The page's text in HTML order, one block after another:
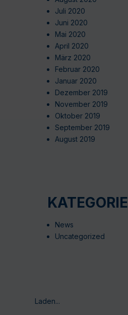
Juli 2020
Juni 2020
Mai 2020
April 2020
März 2020
Februar 2020
Januar 2020
Dezember 2019
November 2019
Oktober 2019
September 2019
August 2019
KATEGORIE
News
Uncategorized
Laden...